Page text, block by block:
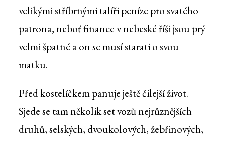
velikými stříbrnými talíři peníze pro svatého
patrona, neboť finance v nebeské říši jsou prý
velmi špatné a on se musí starati o svou
matku.
Před kostelíčkem panuje ještě čilejší život.
Sjede se tam několik set vozů nejrůznějších
druhů, selských, dvoukolových, žebřinových,